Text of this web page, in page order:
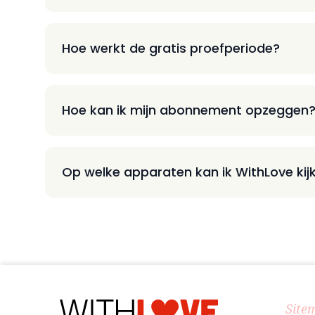
Hoe werkt de gratis proefperiode?
Hoe kan ik mijn abonnement opzeggen?
Op welke apparaten kan ik WithLove